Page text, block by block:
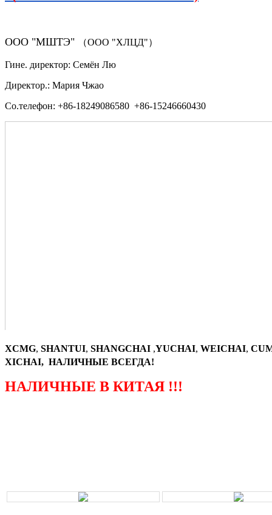
ООО "МШТЭ" （ООО "ХЛЦД"）
Гине. директор: Семён Лю
Директор.: Мария Чжао
Со.телефон: +86-18249086580 +86-15246660430
XCMG, SHANTUI, SHANGCHAI ,YUCHAI, WEICHAI,
XICHAI, НАЛИЧНЫЕ ВСЕГДА!
НАЛИЧНЫЕ В КИТАЯ !!!